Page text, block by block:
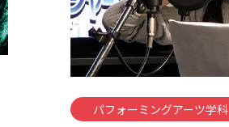
パフォーミングアーツ学科